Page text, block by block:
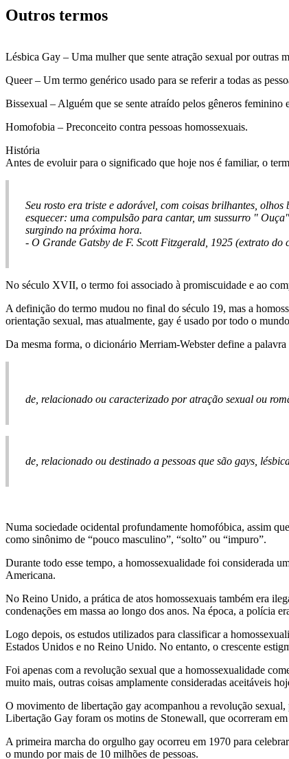
Outros termos
Lésbica Gay – Uma mulher que sente atração sexual por outras
Queer – Um termo genérico usado para se referir a todas as
Bissexual – Alguém que se sente atraído pelos gêneros feminino
Homofobia – Preconceito contra pessoas homossexuais.
História
Antes de evoluir para o significado que hoje nos é familiar, o
Seu rosto era triste e adorável, com coisas brilhantes,
esquecer: uma compulsão para cantar, um sussurro "
surgindo na próxima hora.
- O Grande Gatsby de F. Scott Fitzgerald, 1925 (extrato do
No século XVII, o termo foi associado à promiscuidade e ao
A definição do termo mudou no final do século 19, mas a
orientação sexual, mas atualmente, gay é usado por todo o
Da mesma forma, o dicionário Merriam-Webster define a palavra
de, relacionado ou caracterizado por atração sexual ou
de, relacionado ou destinado a pessoas que são gays,
Numa sociedade ocidental profundamente homofóbica, assim
como sinônimo de “pouco masculino”, “solto” ou “impuro”.
Durante todo esse tempo, a homossexualidade foi considerada
Americana.
No Reino Unido, a prática de atos homossexuais também era
condenações em massa ao longo dos anos. Na época, a polícia
Logo depois, os estudos utilizados para classificar a
Estados Unidos e no Reino Unido. No entanto, o crescente
Foi apenas com a revolução sexual que a homossexualidade
muito mais, outras coisas amplamente consideradas aceitáveis
O movimento de libertação gay acompanhou a revolução
Libertação Gay foram os motins de Stonewall, que ocorreram
A primeira marcha do orgulho gay ocorreu em 1970 para
o mundo por mais de 10 milhões de pessoas.